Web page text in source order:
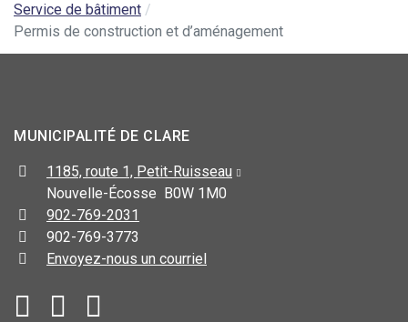
Service de bâtiment
Permis de construction et d’aménagement
MUNICIPALITÉ DE CLARE
1185, route 1, Petit-Ruisseau
Nouvelle-Écosse B0W 1M0
902-769-2031
902-769-3773
Envoyez-nous un courriel